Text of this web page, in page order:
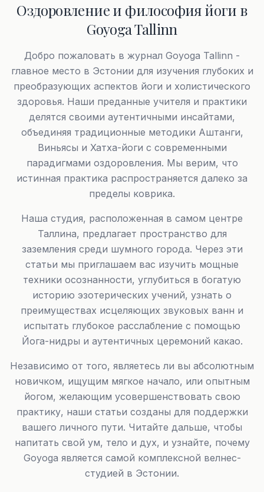
Оздоровление и философия йоги в
Goyoga Tallinn
Добро пожаловать в журнал Goyoga Tallinn -
главное место в Эстонии для изучения глубоких и
преобразующих аспектов йоги и холистического
здоровья. Наши преданные учителя и практики
делятся своими аутентичными инсайтами,
объединяя традиционные методики Аштанги,
Виньясы и Хатха-йоги с современными
парадигмами оздоровления. Мы верим, что
истинная практика распространяется далеко за
пределы коврика.
Наша студия, расположенная в самом центре
Таллина, предлагает пространство для
заземления среди шумного города. Через эти
статьи мы приглашаем вас изучить мощные
техники осознанности, углубиться в богатую
историю эзотерических учений, узнать о
преимуществах исцеляющих звуковых ванн и
испытать глубокое расслабление с помощью
Йога-нидры и аутентичных церемоний какао.
Независимо от того, являетесь ли вы абсолютным
новичком, ищущим мягкое начало, или опытным
йогом, желающим усовершенствовать свою
практику, наши статьи созданы для поддержки
вашего личного пути. Читайте дальше, чтобы
напитать свой ум, тело и дух, и узнайте, почему
Goyoga является самой комплексной велнес-
студией в Эстонии.